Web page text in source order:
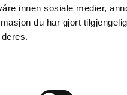
innen sosiale medier,
du har gjort